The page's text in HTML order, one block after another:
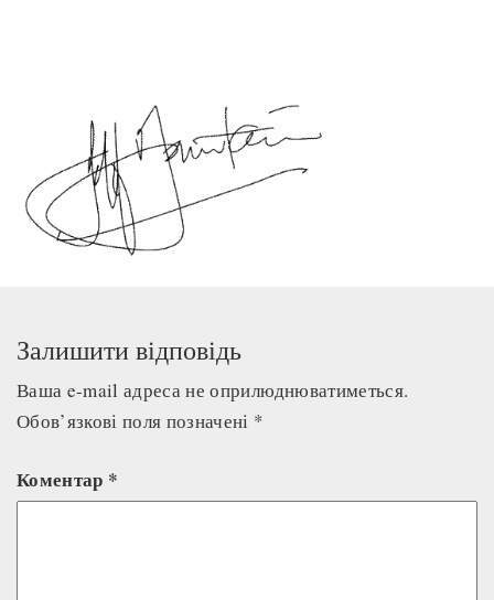
Залишити відповідь
Ваша e-mail адреса не оприлюднюватиметься.
Обов’язкові поля позначені *
Коментар *